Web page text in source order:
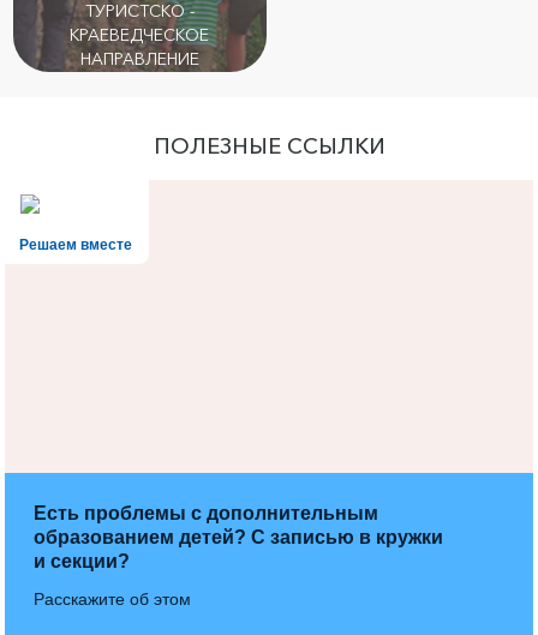
ТУРИСТСКО -
КРАЕВЕДЧЕСКОЕ
НАПРАВЛЕНИЕ
ПОЛЕЗНЫЕ ССЫЛКИ
Решаем вместе
Есть проблемы с дополнительным
образованием детей? С записью в кружки
и секции?
Расскажите об этом